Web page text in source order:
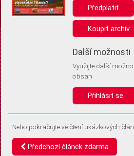
uložením volitelných informací:
Anonymní unikátní ID
Díky němu příště poznáme, že se jedná o
Identifikátor je zcela anonymní.
Vaše souhlasy a odmítnutí si ukládáme do
vás už příště znovu neptali. Můžete je
Předplatit
Koupit archiv
Další možnosti
Využijte další
obsah
Přihlásit se
Nebo pokračujte ve čtení ukázkových
Předchozí článek zdarma